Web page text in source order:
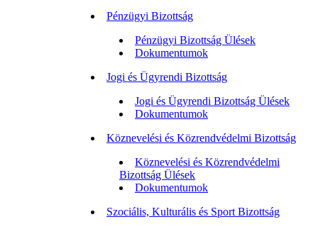
Pénzügyi Bizottság
Pénzügyi Bizottság Ülések
Dokumentumok
Jogi és Ügyrendi Bizottság
Jogi és Ügyrendi Bizottság Ülések
Dokumentumok
Köznevelési és Közrendvédelmi Bizottság
Köznevelési és Közrendvédelmi
Bizottság Ülések
Dokumentumok
Szociális, Kulturális és Sport Bizottság